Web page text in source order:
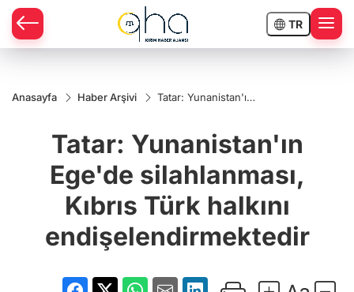
TR
Anasayfa Haber Arşivi
Tatar: Yunanistan'ın
endişelendirmektedir
Tatar: Yunanistan'ın
Ege'de silahlanması,
Kıbrıs Türk halkını
endişelendirmektedir